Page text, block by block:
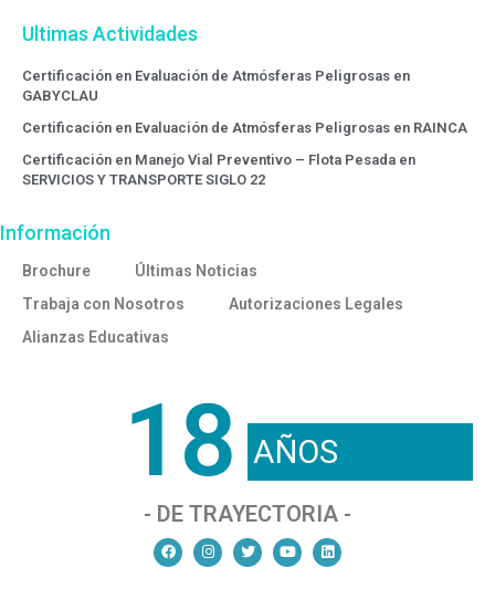
Ultimas Actividades
Certificación en Evaluación de Atmósferas Peligrosas en
GABYCLAU
Certificación en Evaluación de Atmósferas Peligrosas en RAINCA
Certificación en Manejo Vial Preventivo – Flota Pesada en
SERVICIOS Y TRANSPORTE SIGLO 22
Información
Brochure
Últimas Noticias
Trabaja con Nosotros
Autorizaciones Legales
Alianzas Educativas
18 AÑOS
- DE TRAYECTORIA -